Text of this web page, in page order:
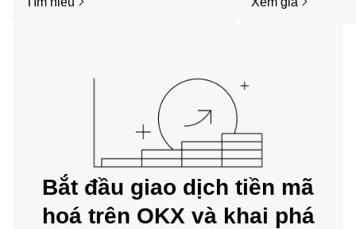
dụng di động OKX hoặc ngay tại đây
Bắt đầu giao dịch tiền mã
hoá trên OKX và khai phá